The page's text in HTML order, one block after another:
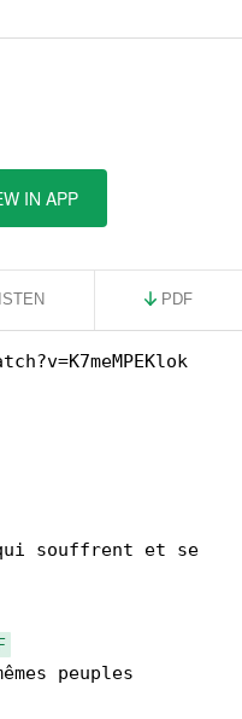
IN APP
PDF
souffrent et se
peuples